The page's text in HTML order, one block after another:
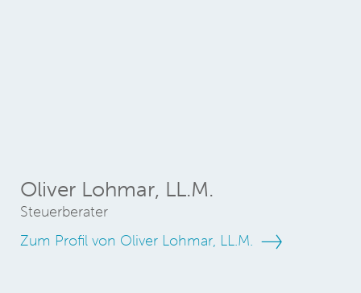
Oliver Lohmar, LL.M.
Steuerberater
Zum Profil von Oliver Lohmar, LL.M.